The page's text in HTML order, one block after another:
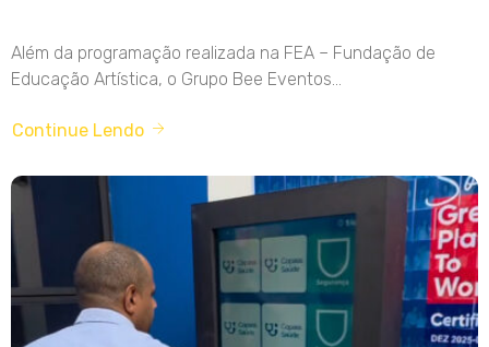
Além da programação realizada na FEA – Fundação de
Educação Artística, o Grupo Bee Eventos...
Continue Lendo